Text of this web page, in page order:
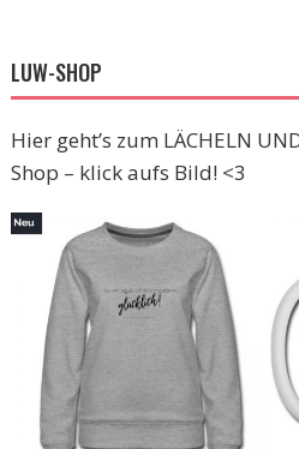
LUW-SHOP
Hier geht’s zum LÄCHELN
Shop – klick aufs Bild! <3